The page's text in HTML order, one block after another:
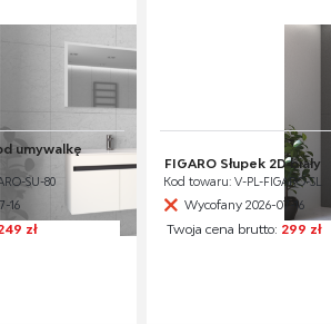
umywalkę
SU-80
16
zł
FIGARO Słupek 2D biały
Kod towaru: V-PL-FIGARO-SL
Wycofany 2026-07-16
Twoja cena brutto: 299 zł